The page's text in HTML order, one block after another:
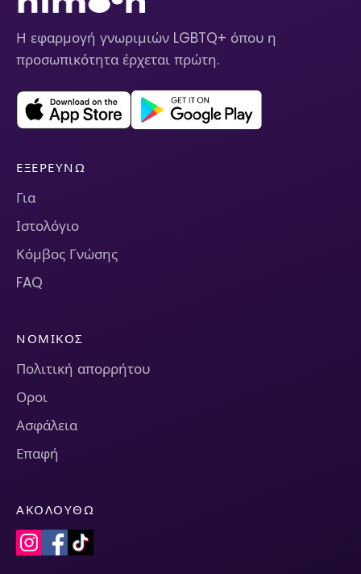
Η εφαρμογή γνωριμιών LGBTQ+ όπου η
προσωπικότητα έρχεται πρώτη.
ΕΞΕΡΕΥΝΏ
Για
Ιστολόγιο
Κόμβος Γνώσης
FAQ
ΝΟΜΙΚΌΣ
Πολιτική απορρήτου
Οροι
Ασφάλεια
Επαφή
ΑΚΟΛΟΥΘΏ